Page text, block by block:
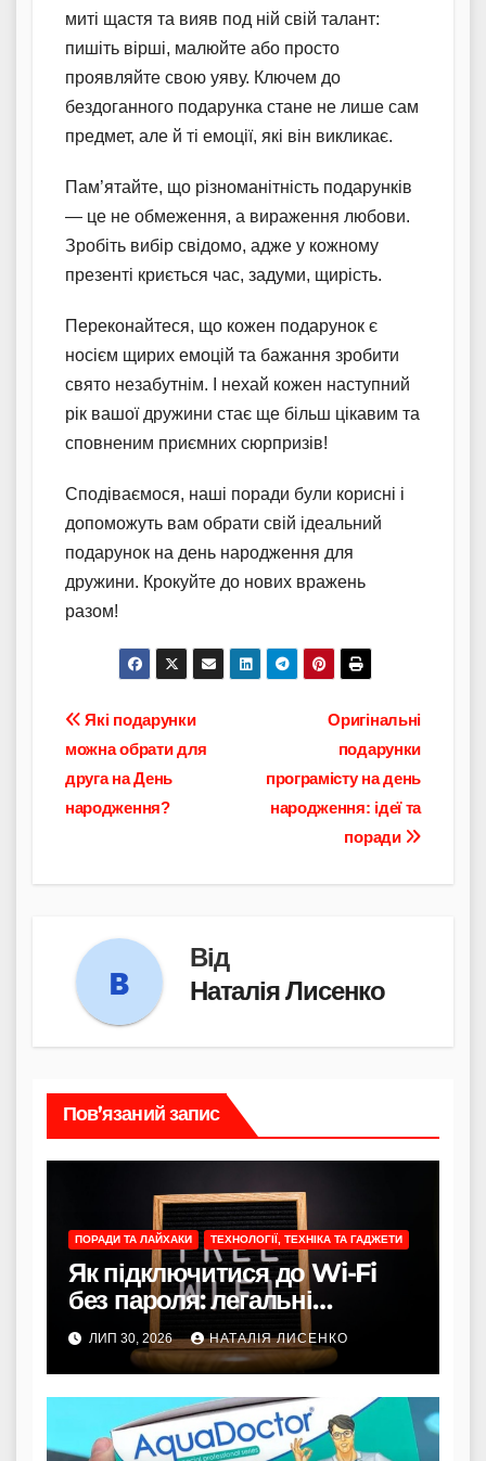
миті щастя та вияв под ній свій талант:
пишіть вірші, малюйте або просто
проявляйте свою уяву. Ключем до
бездоганного подарунка стане не лише сам
предмет, але й ті емоції, які він викликає.
Пам’ятайте, що різноманітність подарунків
— це не обмеження, а вираження любови.
Зробіть вибір свідомо, адже у кожному
презенті криється час, задуми, щирість.
Переконайтеся, що кожен подарунок є
носієм щирих емоцій та бажання зробити
свято незабутнім. І нехай кожен наступний
рік вашої дружини стає ще більш цікавим та
сповненим приємних сюрпризів!
Сподіваємося, наші поради були корисні і
допоможуть вам обрати свій ідеальний
подарунок на день народження для
дружини. Крокуйте до нових вражень
разом!
Навігація
записів
Оригінальні
подарунки
програмісту на день
народження: ідеї та
поради
Які подарунки
можна обрати для
друга на День
народження?
Від
Наталія Лисенко
Пов’язаний запис
ПОРАДИ ТА ЛАЙХАКИ ТЕХНОЛОГІЇ, ТЕХНІКА ТА ГАДЖЕТИ
Як підключитися до Wi-Fi
без пароля: легальні
способи
ЛИП 30, 2026 НАТАЛІЯ ЛИСЕНКО